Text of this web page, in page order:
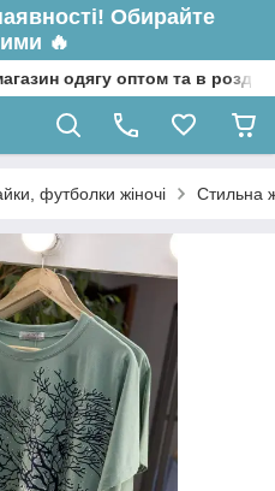
Обирайте
🔥
одягу оптом та в
футболки жіночі Стильна